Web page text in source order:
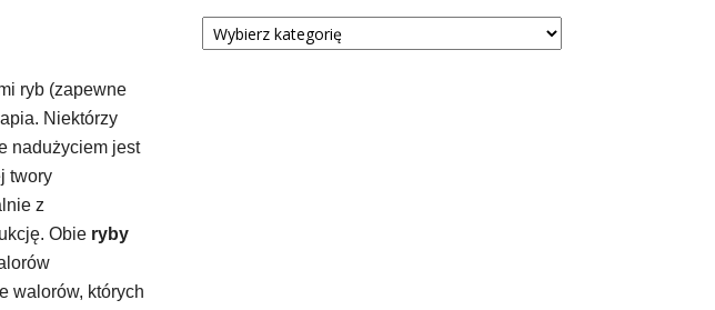
ryb (zapewne
Niektórzy
nadużyciem jest
twory
z
Obie ryby
walorów, których
Kategorie